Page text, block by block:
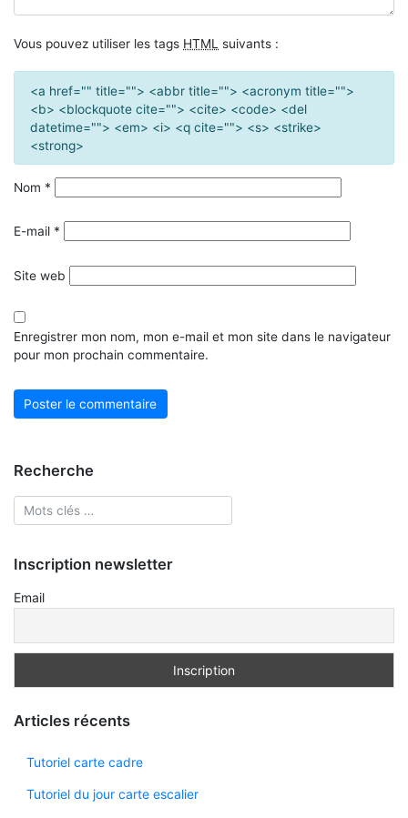
Vous pouvez utiliser les tags HTML suivants :
<a href="" title=""> <abbr title=""> <acronym title="">
<b> <blockquote cite=""> <cite> <code> <del
datetime=""> <em> <i> <q cite=""> <s> <strike>
<strong>
Nom *
E-mail *
Site web
Enregistrer mon nom, mon e-mail et mon site dans le navigateur
pour mon prochain commentaire.
Recherche
Inscription newsletter
Email
Articles récents
Tutoriel carte cadre
Tutoriel du jour carte escalier